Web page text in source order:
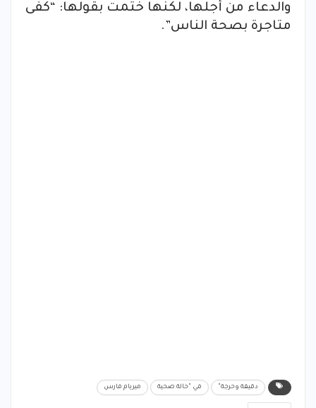
والدعاء من أجلها، لكنها ختمت بقولها: “كفى
متاجرة بصحة الناس”.
دقيقة وحرجة" في "حالة صحية ميريام فارس